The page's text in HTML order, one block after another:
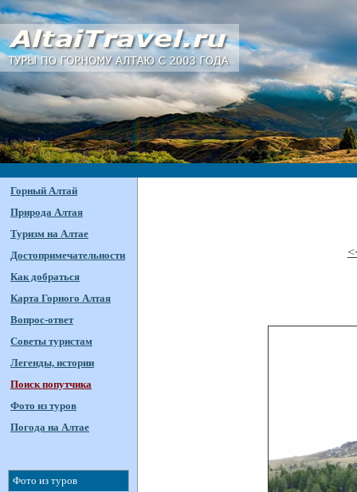
Горный Алтай
Природа Алтая
Туризм на Алтае
Достопримечательности
Как добраться
Карта Горного Алтая
Вопрос-ответ
Советы туристам
Легенды, истории
Поиск попутчика
Фото из туров
Погода на Алтае
Фото из туров